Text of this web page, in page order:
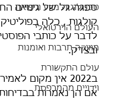
טכנולוגיה מדע ורפואה
העולם הוירטואלי
מוזיקה תרבות ואומנות
עולם התקשורת
וידויים מהמרפסת
ספגה גל של גינויים
קולגות , כלה
לדבר על כותבי
ובצדק.
ב2022 אין מקום
אם הן נאמרות